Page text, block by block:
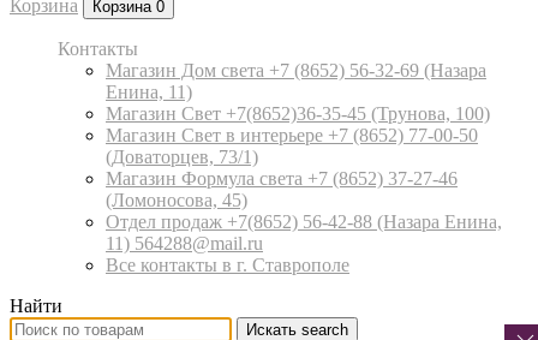
Корзина Корзина 0
Контакты
Магазин Дом света +7 (8652) 56-32-69 (Назара
Енина, 11)
Магазин Свет +7(8652)36-35-45 (Трунова, 100)
Магазин Свет в интерьере +7 (8652) 77-00-50
(Доваторцев, 73/1)
Магазин Формула света +7 (8652) 37-27-46
(Ломоносова, 45)
Отдел продаж +7(8652) 56-42-88 (Назара Енина,
11) 564288@mail.ru
Все контакты в г. Ставрополе
Найти
Искать search